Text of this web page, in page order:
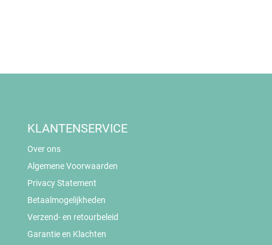
KLANTENSERVICE
Over ons
Algemene Voorwaarden
Privacy Statement
Betaalmogelijkheden
Verzend- en retourbeleid
Garantie en Klachten